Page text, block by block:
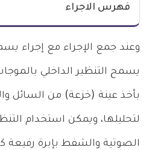
فهرس الاجراء
وعند جمع الإجراء مع إجراء
يسمح التنظير الداخلي
بأخذ عينة (خزعة) من السائل
لتحليلها، ويمكن استخدام
الصوتية والشفط بإبرة رفيعة